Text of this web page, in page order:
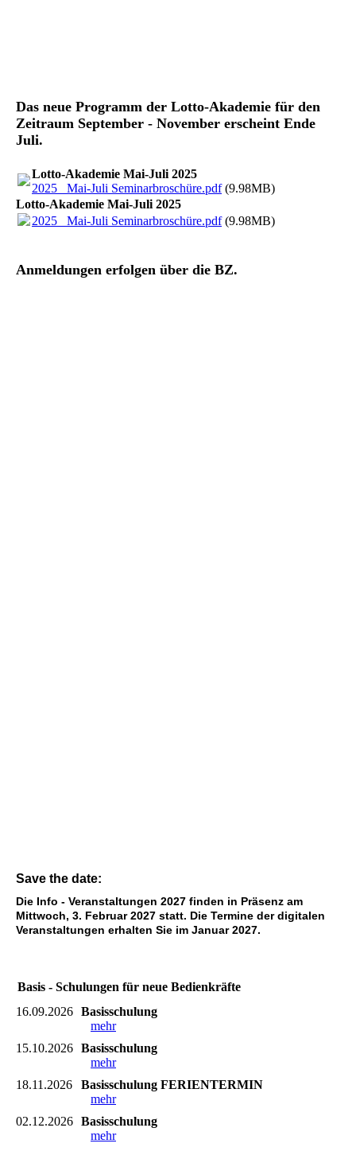
Das neue Programm der Lotto-Akademie für den
Zeitraum September - November erscheint Ende
Juli.
Lotto-Akademie Mai-Juli 2025
2025_ Mai-Juli Seminarbroschüre.pdf(9.98MB)
Lotto-Akademie Mai-Juli 2025
2025_ Mai-Juli Seminarbroschüre.pdf(9.98MB)
Anmeldungen erfolgen über die BZ.
Save the date:
Die Info - Veranstaltungen 2027 finden in Präsenz am
Mittwoch, 3. Februar 2027 statt. Die Termine der digitalen
Veranstaltungen erhalten Sie im Januar 2027.
Basis - Schulungen für neue Bedienkräfte
16.09.2026 Basisschulung
mehr
15.10.2026 Basisschulung
mehr
18.11.2026
Basisschulung FERIENTERMIN
mehr
02.12.2026 Basisschulung
mehr